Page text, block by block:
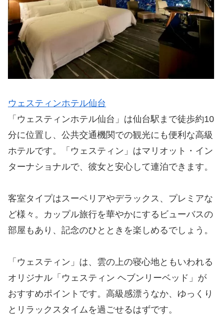
ウェスティンホテル仙台
「ウェスティンホテル仙台」は仙台駅まで徒歩約10
分に位置し、公共交通機関での観光にも便利な高級
ホテルです。「ウェスティン」はマリオット・イン
ターナショナルで、彼女と安心して連泊できます。
客室タイプはスーペリアやデラックス、プレミアな
ど様々。カップル旅行を華やかにするビューバスの
部屋もあり、記念のひとときを楽しめるでしょう。
「ウェスティン」は、雲の上の寝心地ともいわれる
オリジナル「ウェスティン ヘブンリーベッド」が
おすすめポイントです。高級感漂うなか、ゆっくり
とリラックスタイムを過ごせるはずです。